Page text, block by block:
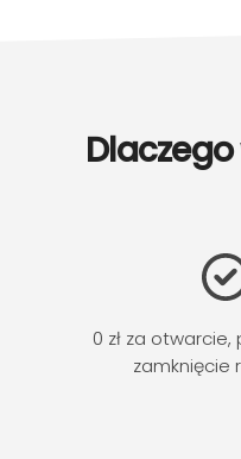
Dlaczego
0 zł za
zamknięcie